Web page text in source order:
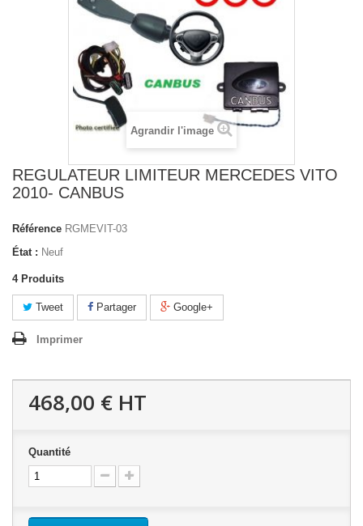
Agrandir l'image
REGULATEUR LIMITEUR MERCEDES VITO
2010- CANBUS
Référence RGMEVIT-03
État : Neuf
4 Produits
Tweet Partager Google+
Imprimer
468,00 € HT
Quantité